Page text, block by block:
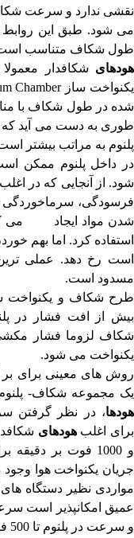
نقشی ندارد و سرعت
می شود. طبق این
طول شکاف متناسب است
هودهای شکافدار
یکنواخت سازChamber
شده در طول شکاف با
طوری به دست می آید
پلنوم به مراتب بیشتر
در داخل پلنوم ممکن
شود. از آنجایی که در
فرسودگی، سرماخوردگی
شدن مواد ایجاد می
استفاده کرد. اما بهم
است رخ دهد. عملی
مسدود است.
طرح شکاف و
بیش از افت فشار در
شکاف لزوما فشار
یکنواخت می شود.
روش های معینی برای
یک مجموعه شکاف-
هودها، در نظر گرفتن
برای اغلبهودهای
و 1000 فوت بر
جریان یکنواخت هوا
مواردی نظیر دستگاه
و سرعت در پلنوم تا 500 فوت بر دقیقه در نظر گرفته شود.